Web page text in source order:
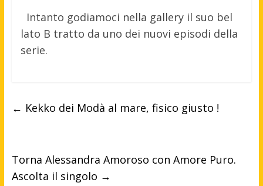
Intanto godiamoci nella gallery il suo bel
lato B tratto da uno dei nuovi episodi della
serie.
← Kekko dei Modà al mare, fisico giusto !
Torna Alessandra Amoroso con Amore Puro.
Ascolta il singolo →